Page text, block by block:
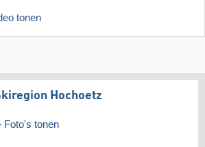
tonen
Hochoetz
Foto's tonen